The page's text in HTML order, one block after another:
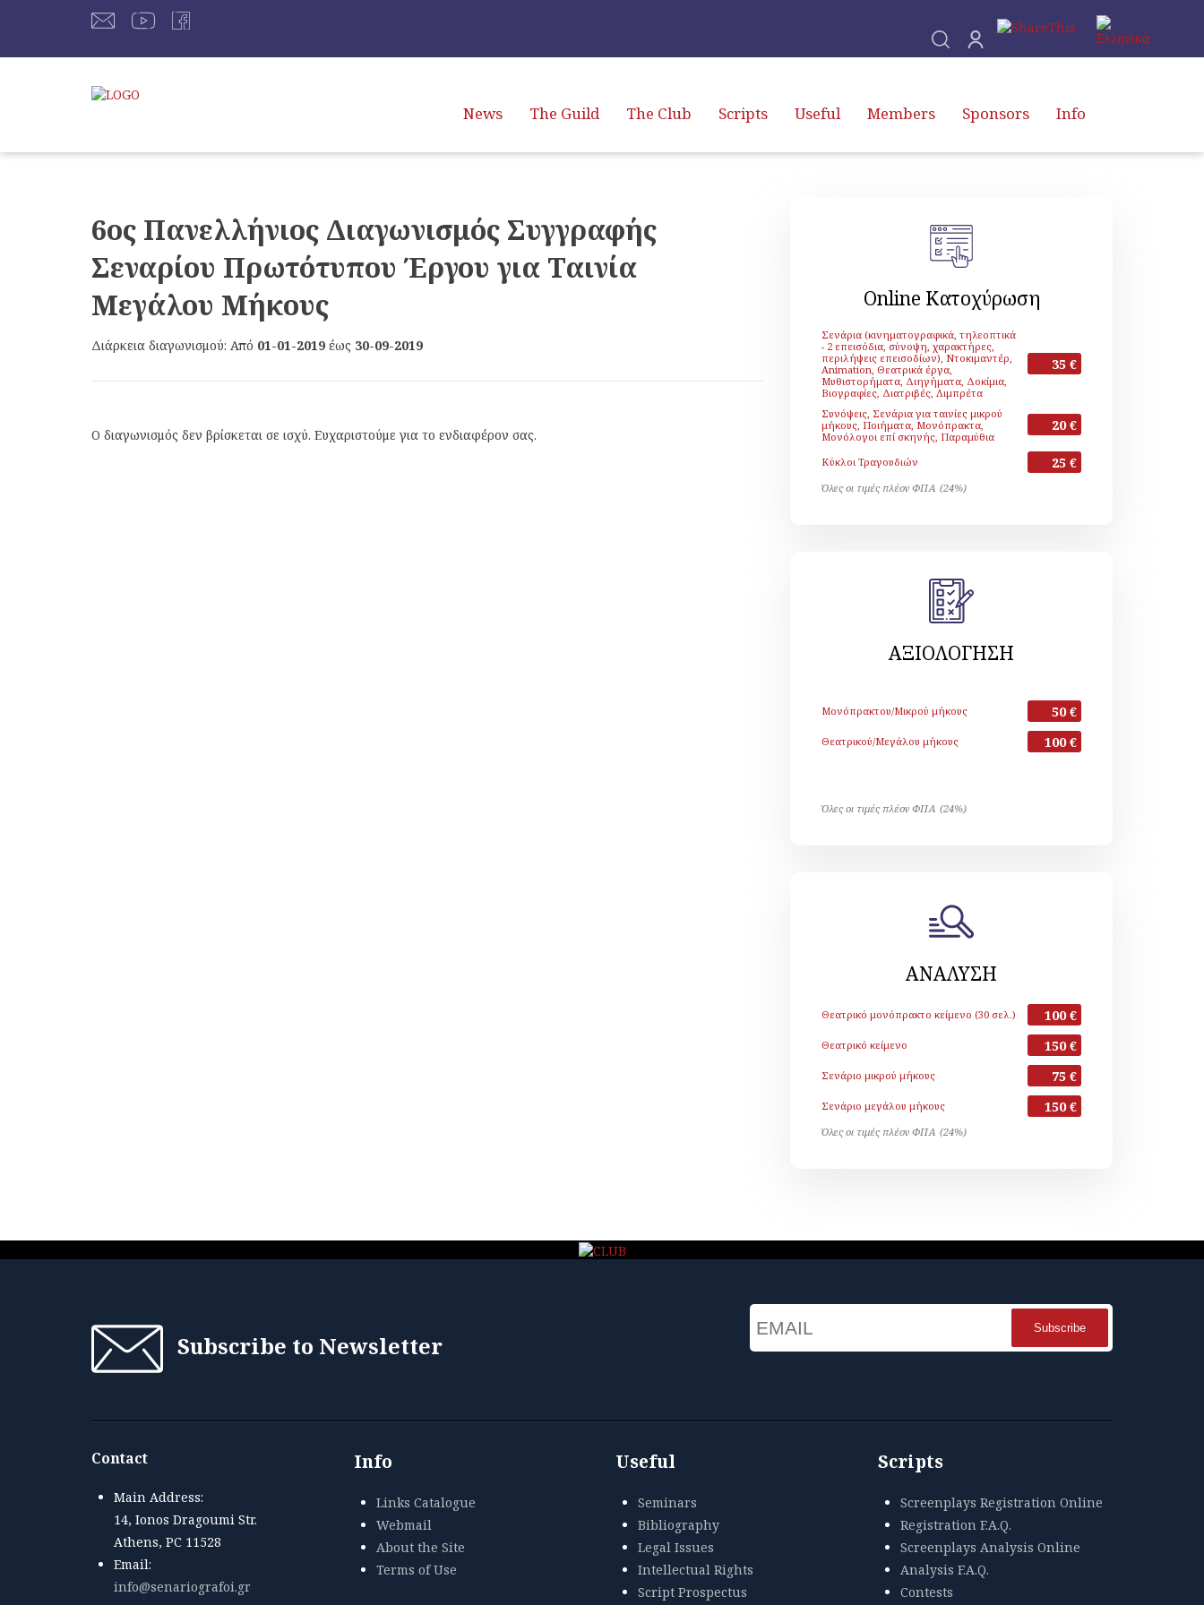
News The Guild The Club Scripts Useful Members Sponsors Info
6ος Πανελλήνιος Διαγωνισμός Συγγραφής
Σεναρίου Πρωτότυπου Έργου για Ταινία
Μεγάλου Μήκους
Διάρκεια διαγωνισμού: Από 01-01-2019 έως 30-09-2019
Ο διαγωνισμός δεν βρίσκεται σε ισχύ. Ευχαριστούμε για το ενδιαφέρον σας.
Online Κατοχύρωση
Σενάρια (κινηματογραφικά, τηλεοπτικά
- 2 επεισόδια, σύνοψη, χαρακτήρες,
περιλήψεις επεισοδίων), Ντοκιμαντέρ,
Animation, Θεατρικά έργα,
Μυθιστορήματα, Διηγήματα, Δοκίμια,
Βιογραφίες, Διατριβές, Λιμπρέτα
35 €
Συνόψεις, Σενάρια για ταινίες μικρού
μήκους, Ποιήματα, Μονόπρακτα,
Μονόλογοι επί σκηνής, Παραμύθια
20 €
Κύκλοι Τραγουδιών 25 €
Όλες οι τιμές πλέον ΦΠΑ (24%)
ΑΞΙΟΛΟΓΗΣΗ
Μονόπρακτου/Μικρού μήκους 50 €
Θεατρικού/Μεγάλου μήκους 100 €
Όλες οι τιμές πλέον ΦΠΑ (24%)
ΑΝΑΛΥΣΗ
Θεατρικό μονόπρακτο κείμενο (30 σελ.) 100 €
Θεατρικό κείμενο 150 €
Σενάριο μικρού μήκους 75 €
Σενάριο μεγάλου μήκους 150 €
Όλες οι τιμές πλέον ΦΠΑ (24%)
Subscribe to Newsletter
Name
Contact
Main Address:
14, Ionos Dragoumi Str.
Athens, PC 11528
Email:
info@senariografoi.gr
Info
Links Catalogue
Webmail
About the Site
Terms of Use
Useful
Seminars
Bibliography
Legal Issues
Intellectual Rights
Script Prospectus
Scripts
Screenplays Registration Online
Registration F.A.Q.
Screenplays Analysis Online
Analysis F.A.Q.
Contests